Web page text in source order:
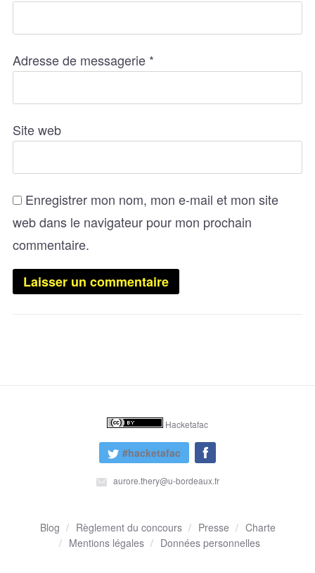
Adresse de messagerie *
Site web
Enregistrer mon nom, mon e-mail et mon site
web dans le navigateur pour mon prochain
commentaire.
Hacketafac
#hacketafac
aurore.thery@u-bordeaux.fr
Blog Règlement du concours Presse
Charte
Mentions légales
Données personnelles